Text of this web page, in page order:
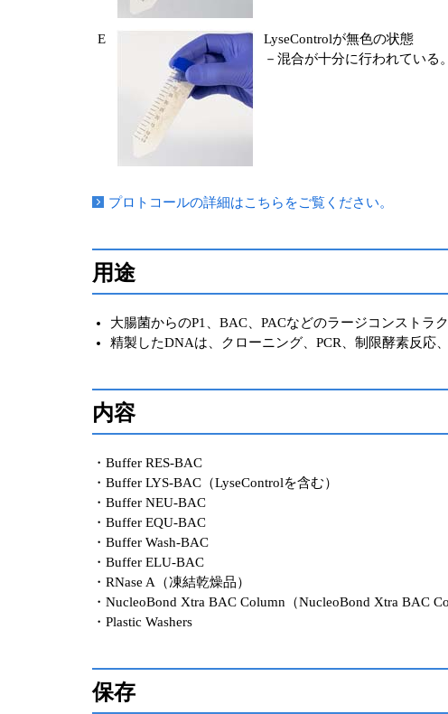
E
LyseControlが無色の状態
－混合が十分に行われている。
プロトコールの詳細はこちらをご覧ください。
用途
大腸菌からのP1、BAC、PACなどのラージコンストラ
精製したDNAは、クローニング、PCR、制限酵素反応
内容
・Buffer RES-BAC
・Buffer LYS-BAC（LyseControlを含む）
・Buffer NEU-BAC
・Buffer EQU-BAC
・Buffer Wash-BAC
・Buffer ELU-BAC
・RNase A（凍結乾燥品）
・NucleoBond Xtra BAC Column（NucleoBond Xtra BAC
・Plastic Washers
保存